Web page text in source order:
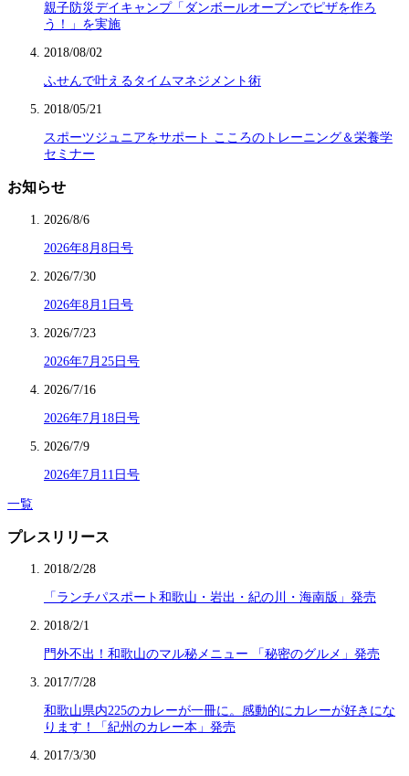
親子防災デイキャンプ「ダンボールオーブンでピザを作ろ
う！」を実施
2018/08/02
ふせんで叶えるタイムマネジメント術
2018/05/21
スポーツジュニアをサポート こころのトレーニング＆栄養学
セミナー
お知らせ
2026/8/6
2026年8月8日号
2026/7/30
2026年8月1日号
2026/7/23
2026年7月25日号
2026/7/16
2026年7月18日号
2026/7/9
2026年7月11日号
一覧
プレスリリース
2018/2/28
「ランチパスポート和歌山・岩出・紀の川・海南版」発売
2018/2/1
門外不出！和歌山のマル秘メニュー 「秘密のグルメ」発売
2017/7/28
和歌山県内225のカレーが一冊に。感動的にカレーが好きにな
ります！「紀州のカレー本」発売
2017/3/30